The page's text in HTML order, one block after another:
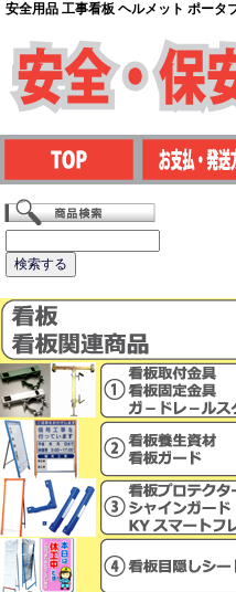
安全用品 工事看板 ヘルメット ポータ